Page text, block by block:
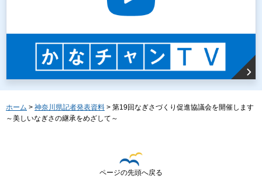
ホーム > 神奈川県記者発表資料 > 第19回なぎさづくり促進協議会を開催します
～美しいなぎさの継承をめざして～
ページの先頭へ戻る